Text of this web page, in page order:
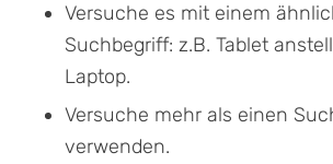
Versuche es mit einem
Suchbegriff: z.B. Tablet
Laptop.
Versuche mehr als einen
verwenden.